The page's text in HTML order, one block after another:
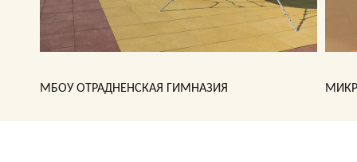
МБОУ ОТРАДНЕНСКАЯ ГИМНАЗИЯ